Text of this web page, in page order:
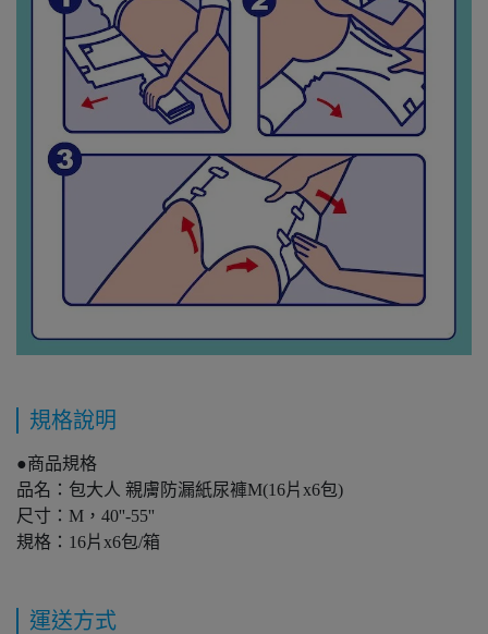
規格說明
●商品規格
品名：包大人 親膚防漏紙尿褲M(16片x6包)
尺寸：M，40''-55''
規格：16片x6包/箱
運送方式